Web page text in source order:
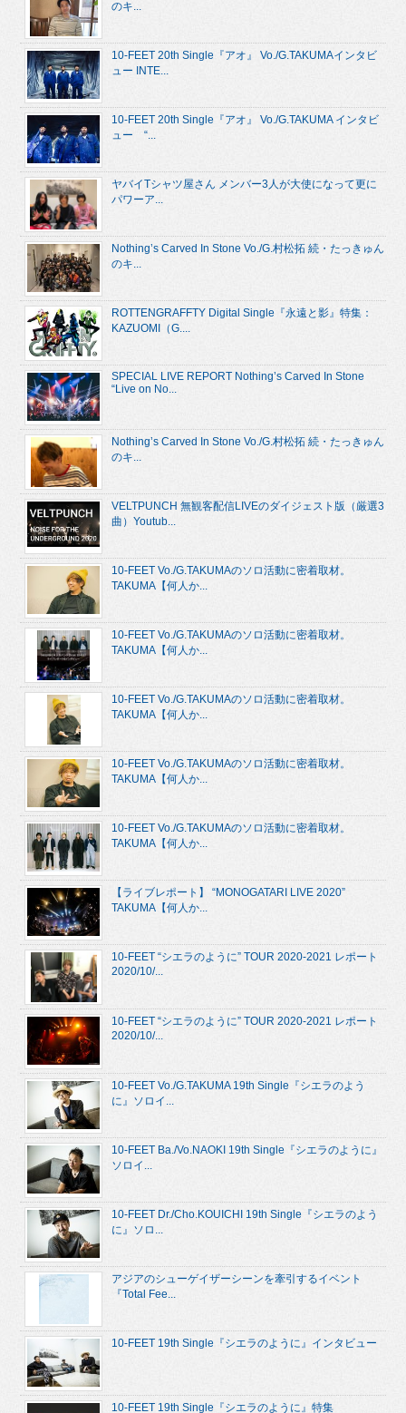
のキ...
10-FEET 20th Single『アオ』 Vo./G.TAKUMAインタビ
ュー INTE...
10-FEET 20th Single『アオ』 Vo./G.TAKUMA インタビ
ュー “...
ヤバイTシャツ屋さん メンバー3人が大使になって更に
パワーア...
Nothing’s Carved In Stone Vo./G.村松拓 続・たっきゅん
のキ...
ROTTENGRAFFTY Digital Single『永遠と影』特集：
KAZUOMI（G....
SPECIAL LIVE REPORT Nothing’s Carved In Stone
“Live on No...
Nothing’s Carved In Stone Vo./G.村松拓 続・たっきゅん
のキ...
VELTPUNCH 無観客配信LIVEのダイジェスト版（厳選3
曲）Youtub...
10-FEET Vo./G.TAKUMAのソロ活動に密着取材。
TAKUMA【何人か...
10-FEET Vo./G.TAKUMAのソロ活動に密着取材。
TAKUMA【何人か...
10-FEET Vo./G.TAKUMAのソロ活動に密着取材。
TAKUMA【何人か...
10-FEET Vo./G.TAKUMAのソロ活動に密着取材。
TAKUMA【何人か...
10-FEET Vo./G.TAKUMAのソロ活動に密着取材。
TAKUMA【何人か...
【ライブレポート】 “MONOGATARI LIVE 2020”
TAKUMA【何人か...
10-FEET “シエラのように” TOUR 2020-2021 レポート
2020/10/...
10-FEET “シエラのように” TOUR 2020-2021 レポート
2020/10/...
10-FEET Vo./G.TAKUMA 19th Single『シエラのよう
に』ソロイ...
10-FEET Ba./Vo.NAOKI 19th Single『シエラのように』
ソロイ...
10-FEET Dr./Cho.KOUICHI 19th Single『シエラのよう
に』ソロ...
アジアのシューゲイザーシーンを牽引するイベント
『Total Fee...
10-FEET 19th Single『シエラのように』インタビュー
10-FEET 19th Single『シエラのように』特集